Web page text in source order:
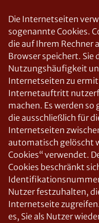
Die Internetseiten
sogenannte Cookies.
die auf Ihrem Rechner
Browser speichert. Sie
Nutzungshäufigkeit
Internetseiten zu
Internetauftritt
machen. Es werden so
die ausschließlich für
Internetseiten
automatisch gelöscht
Cookies“ verwendet.
Cookies beschränkt
Nutzer festzuhalten,
Internetseite
es, Sie als Nutzer